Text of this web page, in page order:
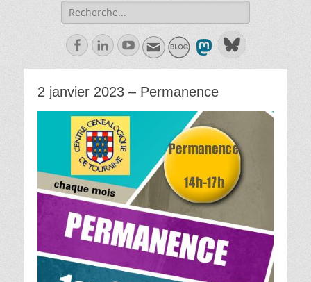
Recherche
de:
FacebookLinkedln
Youtube
2 janvier 2023 – Permanence